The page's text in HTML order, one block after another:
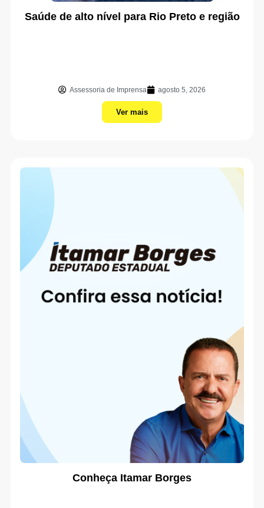
Saúde de alto nível para Rio Preto e região
Assessoria de Imprensa agosto 5, 2026
Ver mais
Conheça Itamar Borges